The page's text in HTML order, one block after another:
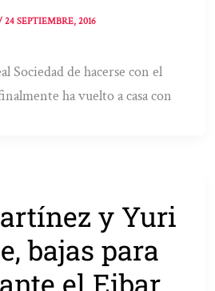
24 SEPTIEMBRE, 2016
Sociedad de hacerse con el
ha vuelto a casa con
y Yuri
bajas para
el Eibar